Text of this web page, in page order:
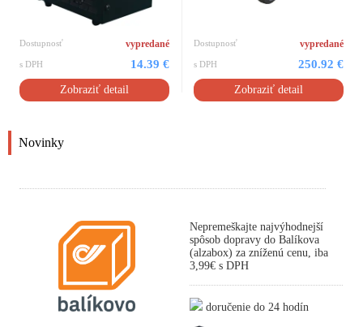
Dostupnosť vypredané
s DPH 14.39 €
Zobraziť detail
Dostupnosť vypredané
s DPH 250.92 €
Zobraziť detail
Novinky
Nepremeškajte najvýhodnejší
spôsob dopravy do Balíkova
(alzabox) za zníženú cenu, iba
3,99€ s DPH
doručenie do 24 hodín